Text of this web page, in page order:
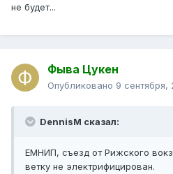
не будет...
Фыва Цукен
Опубликовано 9 сентября,
DennisM сказал:
ЕМНИП, съезд от Рижского
ветку не электрифицирован.